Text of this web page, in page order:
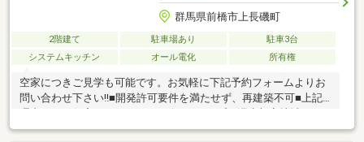
群馬県前橋市上長磯町
2階建て 駐車場あり
駐車3台
システムキッチン
オール電化 所有権
空家につきご見学も可能です。お気軽に下記予約フォームよりお
問い合わせ下さい!!■開発許可要件を満たせず、再建築不可■上記
～3.0ｍ未満）■買替え特約（停止条件）付売買、引渡時期は応相